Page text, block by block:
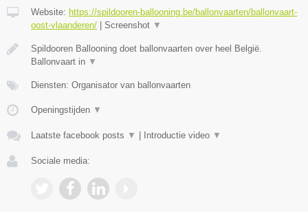
Website: https://spildooren-ballooning.be/ballonvaarten/ballonvaart-
oost-vlaanderen/ | Screenshot ▼
Spildooren Ballooning doet ballonvaarten over heel België.
Ballonvaart in ▼
Diensten: Organisator van ballonvaarten
Openingstijden ▼
Laatste facebook posts ▼ | Introductie video ▼
Sociale media: